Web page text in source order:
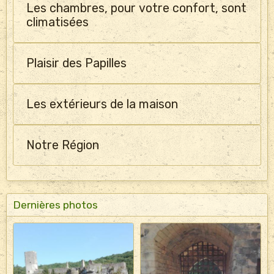
Les chambres, pour votre confort, sont
climatisées
Plaisir des Papilles
Les extérieurs de la maison
Notre Région
Dernières photos